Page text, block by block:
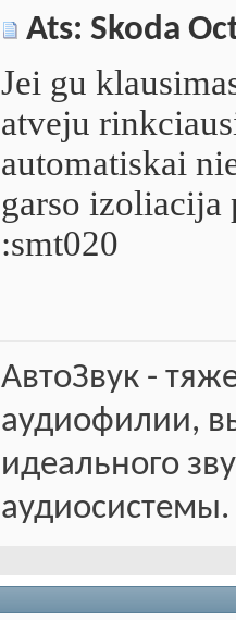
Ats: Skoda
Jei gu
atveju
automatiskai
garso izoliacija
:smt020
АвтоЗвук -
аудиофилии,
идеального